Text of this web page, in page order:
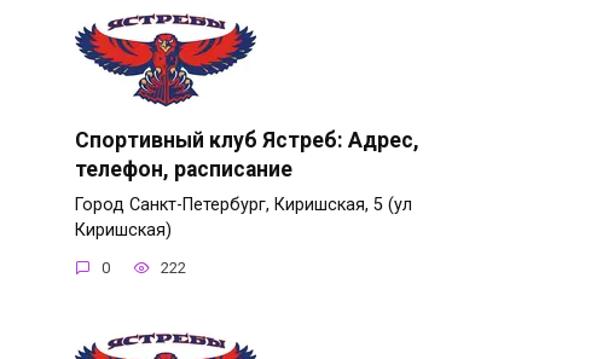
Спортивный клуб Ястреб: Адрес,
телефон, расписание
Город Санкт-Петербург, Киришская, 5 (ул
Киришская)
0 222